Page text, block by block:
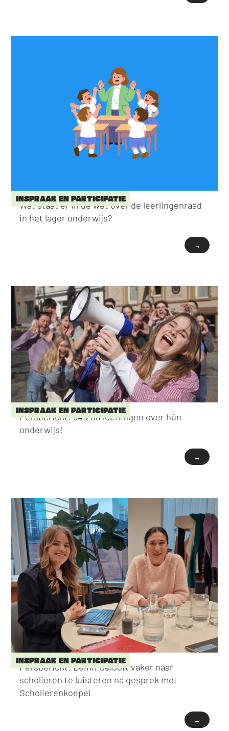
INSPRAAK EN PARTICIPATIE
Wat staat er in de wet over de leerlingenraad
in het lager onderwijs?
→
INSPRAAK EN PARTICIPATIE
Persbericht: 34.288 leerlingen over hùn
onderwijs!
→
INSPRAAK EN PARTICIPATIE
Persbericht: Demir belooft vaker naar
scholieren te luisteren na gesprek met
Scholierenkoepel
→